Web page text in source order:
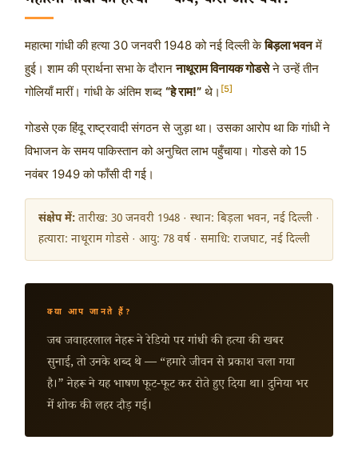
महात्मा गांधी की हत्या 30 जनवरी 1948को नई दिल्ली केबिड़ला भवनमें
हुई। शाम की प्रार्थना सभा के दौराननाथूराम विनायक गोडसेने उन्हें तीन
गोलियाँ मारीं। गांधी के अंतिम शब्द “हे राम!” थे। [5]
गोडसे एक हिंदू राष्ट्रवादी संगठन से जुड़ा था। उसका आरोप था कि गांधी ने
विभाजन के समय पाकिस्तान को अनुचित लाभ पहुँचाया। गोडसे को 15
नवंबर 1949 को फाँसी दी गई।
संक्षेप में: तारीख: 30 जनवरी 1948 · स्थान: बिड़ला भवन, नई दिल्ली ·
हत्यारा: नाथूराम गोडसे · आयु: 78 वर्ष · समाधि: राजघाट, नई दिल्ली
क्या आप जानते हैं?
जब जवाहरलाल नेहरू ने रेडियो पर गांधी की हत्या की खबर
सुनाई, तो उनके शब्द थे — “हमारे जीवन से प्रकाश चला गया
है।” नेहरू ने यह भाषण फूट-फूट कर रोते हुए दिया था। दुनिया भर
में शोक की लहर दौड़ गई।